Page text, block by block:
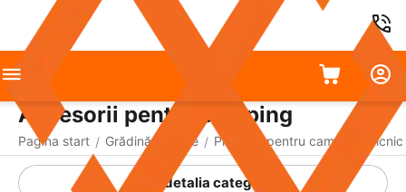
Accesorii pentru camping
Pagina start / Grădină și curte / Produse pentru camping,
A detalia categoria